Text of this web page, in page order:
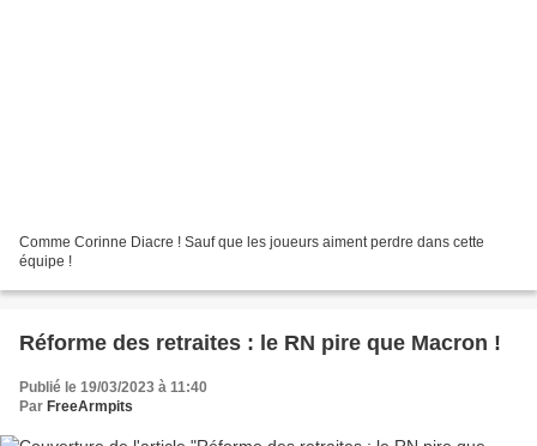
Comme Corinne Diacre ! Sauf que les joueurs aiment perdre dans cette
équipe !
Réforme des retraites : le RN pire que Macron !
Publié le 19/03/2023 à 11:40
Par FreeArmpits